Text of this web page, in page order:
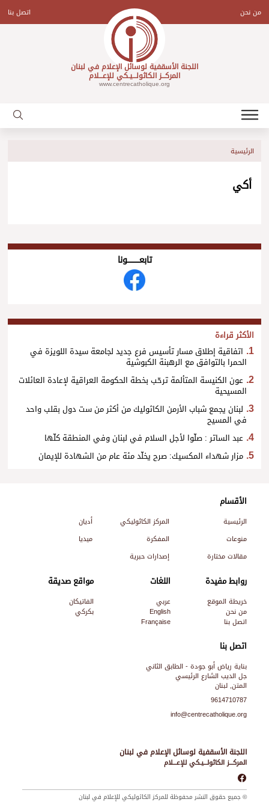
contentمن نحن اتصل بنا
اللجنة الأسقفية لوسائل الإعلام في لبنان
المركـــز الكاثولـــيـكي للإعـــلام
www.centrecatholique.org
الرئيسية
أكي
تابعــــــــــونا
الأكثر قراءة
اتفاقية إطلاق مسار تأسيس فرع جديد لجامعة سيدة اللويزة في
الحمرا بالتوافق مع الرهبنة الكبوشية
عون الكنيسة المتألمة ترحّب بخطة الحكومة العراقية لإعادة العائلات
المسيحية
لبنان يجمع شباب الأرمن الكاثوليك من أكثر من ست دول بقلب واحد
في المسيح
عبد الساتر : صلّوا لأجل السلام في لبنان وفي المنطقة كلّها
مزار شهداء المكسيك: صرح يخلّد مئة عام من الشهادة للإيمان
اللجنة الأسقفية لوسائل الإعلام في لبنان
المركـــز الكاثولـــيـكي للإعـــلام
اتصل بنا
بناية رياض أبو جودة - الطابق الثاني
جل الديب الشارع الرئيسي
المتن, لبنان
9614710787
info@centrecatholique.org
الأقسام
الرئيسية المركز الكاثوليكي
أديان
منوعات
المفكرة
ميديا
مقالات مختارة
إصدارات حبرية
روابط مفيدة
خريطة الموقع
من نحن
اتصل بنا
اللغات
عربي
English
Française
مواقع صديقة
الفاتيكان
بكركي
© جميع حقوق النشر محفوظة للمركز الكاثوليكي للإعلام في لبنان